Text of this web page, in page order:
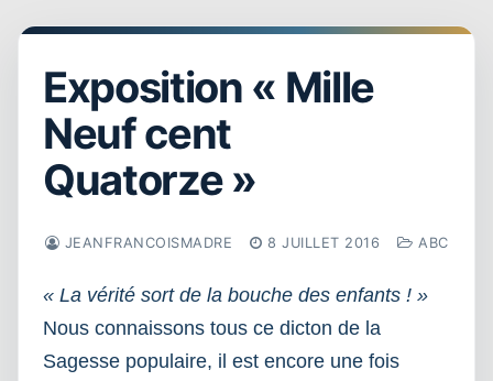
Exposition « Mille
Neuf cent
Quatorze »
JEANFRANCOISMADRE 8 JUILLET 2016 ABC
« La vérité sort de la bouche des enfants ! »
Nous connaissons tous ce dicton de la
Sagesse populaire, il est encore une fois